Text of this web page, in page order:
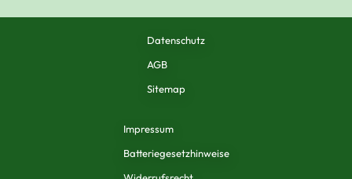
Datenschutz
AGB
Sitemap
Impressum
Batteriegesetzhinweise